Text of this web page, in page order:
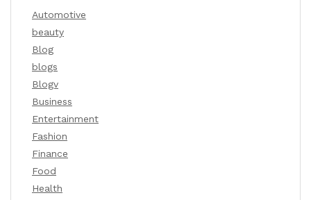
Automotive
beauty
Blog
blogs
Blogv
Business
Entertainment
Fashion
Finance
Food
Health